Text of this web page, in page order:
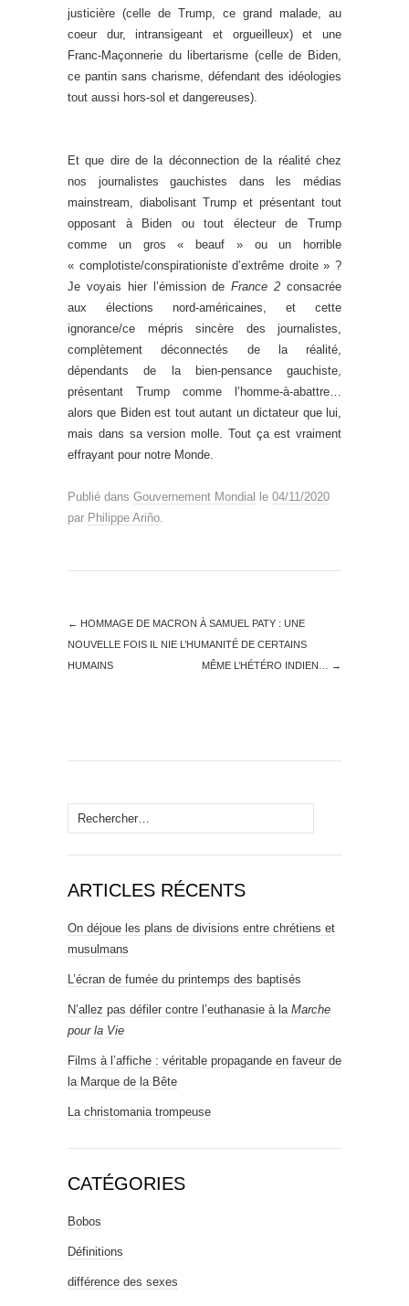
justicière (celle de Trump, ce grand malade, au
coeur dur, intransigeant et orgueilleux) et une
Franc-Maçonnerie du libertarisme (celle de Biden,
ce pantin sans charisme, défendant des idéologies
tout aussi hors-sol et dangereuses).
Et que dire de la déconnection de la réalité chez
nos journalistes gauchistes dans les médias
mainstream, diabolisant Trump et présentant tout
opposant à Biden ou tout électeur de Trump
comme un gros « beauf » ou un horrible
« complotiste/conspirationiste d’extrême droite » ?
Je voyais hier l’émission deFrance 2 consacrée
aux élections nord-américaines, et cette
ignorance/ce mépris sincère des journalistes,
complètement déconnectés de la réalité,
dépendants de la bien-pensance gauchiste,
présentant Trump comme l’homme-à-abattre…
alors que Biden est tout autant un dictateur que lui,
mais dans sa version molle. Tout ça est vraiment
effrayant pour notre Monde.
Publié dans Gouvernement Mondial le 04/11/2020
par Philippe Ariño.
← HOMMAGE DE MACRON À SAMUEL PATY : UNE
NOUVELLE FOIS IL NIE L’HUMANITÉ DE CERTAINS
HUMAINS
MÊME L’HÉTÉRO INDIEN… →
Rechercher :
ARTICLES RÉCENTS
On déjoue les plans de divisions entre chrétiens et
musulmans
L’écran de fumée du printemps des baptisés
N’allez pas défiler contre l’euthanasie à la Marche
pour la Vie
Films à l’affiche : véritable propagande en faveur de
la Marque de la Bête
La christomania trompeuse
CATÉGORIES
Bobos
Définitions
différence des sexes